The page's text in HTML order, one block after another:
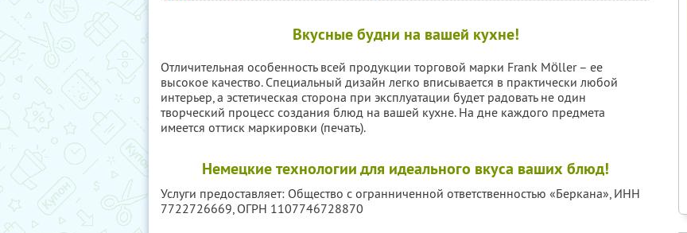
Вкусные будни на вашей кухне!
Отличительная особенность всей продукции торговой марки Frank Möller – ее
высокое качество. Специальный дизайн легко вписывается в практически любой
интерьер, а эстетическая сторона при эксплуатации будет радовать не один
творческий процесс создания блюд на вашей кухне. На дне каждого предмета
имеется оттиск маркировки (печать).
Немецкие технологии для идеального вкуса ваших блюд!
Услуги предоставляет: Общество с огранниченной ответственностью «Беркана», ИНН
7722726669, ОГРН 1107746728870